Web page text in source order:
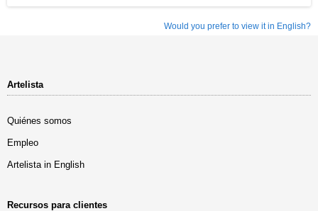
Would you prefer to view it in English?
Artelista
Quiénes somos
Empleo
Artelista in English
Recursos para clientes